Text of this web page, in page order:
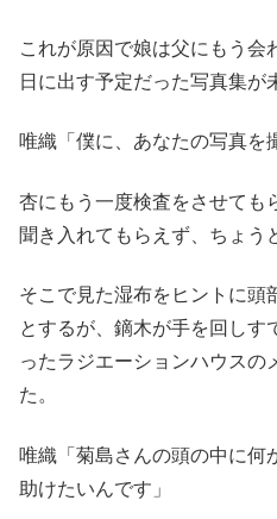
これが原因で娘は父にもう会
日に出す予定だった写真集が
唯織「僕に、あなたの写真を
杏にもう一度検査をさせても
聞き入れてもらえず、ちょう
そこで見た湿布をヒントに頭
とするが、鏑木が手を回しす
ったラジエーションハウスの
た。
唯織「菊島さんの頭の中に何
助けたいんです」